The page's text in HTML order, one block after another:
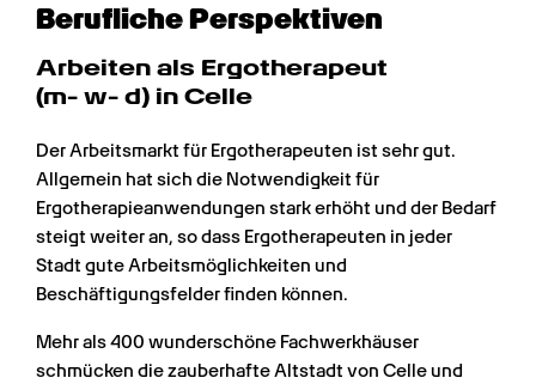
Berufliche Perspektiven
Arbeiten als Ergotherapeut
(m- w- d) in Celle
Der Arbeitsmarkt für Ergotherapeuten ist sehr gut.
Allgemein hat sich die Notwendigkeit für
Ergotherapieanwendungen stark erhöht und der Bedarf
steigt weiter an, so dass Ergotherapeuten in jeder
Stadt gute Arbeitsmöglichkeiten und
Beschäftigungsfelder finden können.
Mehr als 400 wunderschöne Fachwerkhäuser
schmücken die zauberhafte Altstadt von Celle und